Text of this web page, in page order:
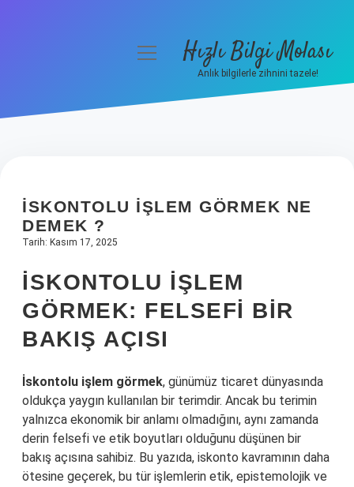
Hakkımızda
menüyüHızlı Bilgi Molası
Anlık bilgilerle zihnini tazele!
İSKONTOLU IŞLEM GÖRMEK NE
DEMEK ?
Tarih: Kasım 17, 2025
İSKONTOLU İŞLEM
GÖRMEK: FELSEFI BIR
BAKIŞ AÇISI
İskontolu işlem görmek, günümüz ticaret dünyasında
oldukça yaygın kullanılan bir terimdir. Ancak bu terimin
yalnızca ekonomik bir anlamı olmadığını, aynı zamanda
derin felsefi ve etik boyutları olduğunu düşünen bir
bakış açısına sahibiz. Bu yazıda, iskonto kavramının daha
ötesine geçerek, bu tür işlemlerin etik, epistemolojik ve